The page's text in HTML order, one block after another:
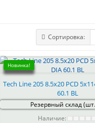
Сортировка:
Новинка!
Tech Line 205 8.5x20 PCD
60.1 BL
Резервный склад
Наличие: